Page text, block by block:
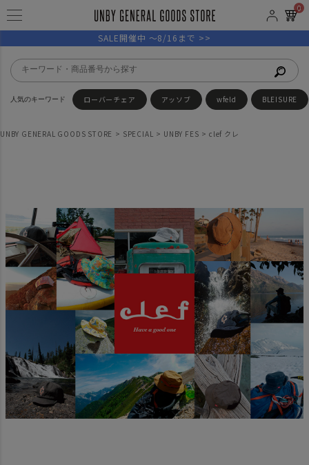
0
SALE開催中 ～8/16まで >>
ローバーチェア アッソブ wfeld BLEISURE
UNBY GENERAL GOODS STORE SPECIAL UNBY FES clef クレ